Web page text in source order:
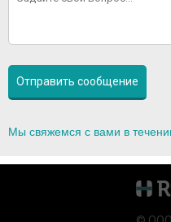
Мы свяжемся с вами в